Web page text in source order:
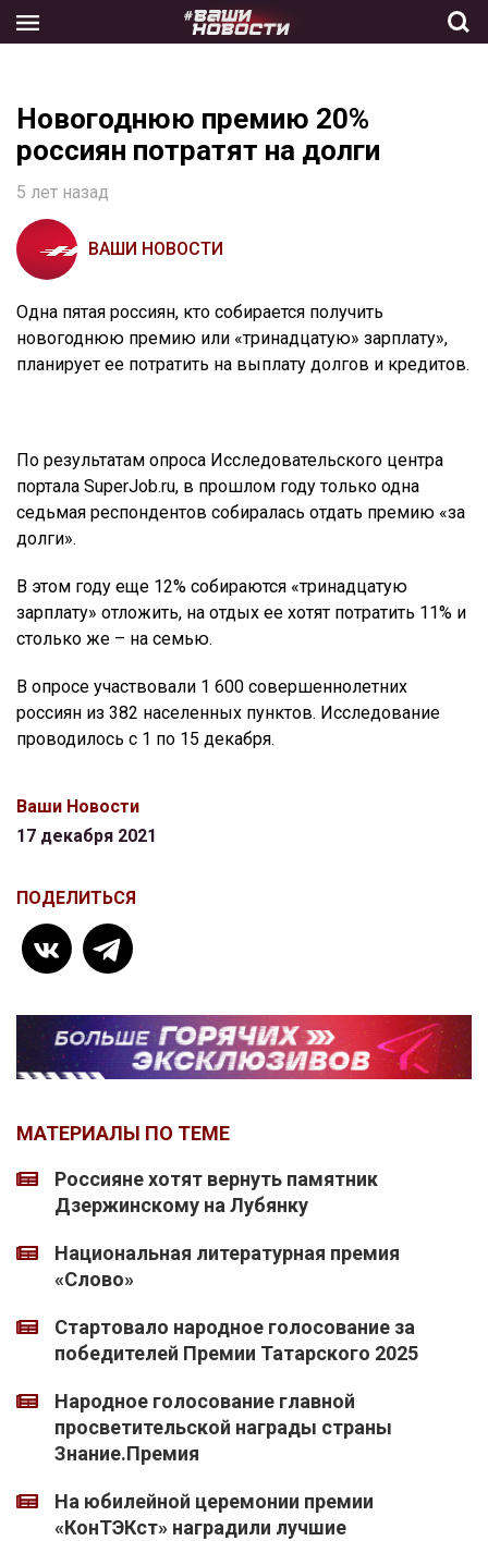
the
Новогоднюю премию 20%
россиян потратят на долги
5 лет назад
ВАШИ НОВОСТИ
Одна пятая россиян, кто собирается получить
новогоднюю премию или «тринадцатую» зарплату»,
планирует ее потратить на выплату долгов и кредитов.
По результатам опроса Исследовательского центра
портала SuperJob.ru, в прошлом году только одна
седьмая респондентов собиралась отдать премию «за
долги».
В этом году еще 12% собираются «тринадцатую
зарплату» отложить, на отдых ее хотят потратить 11% и
столько же – на семью.
В опросе участвовали 1 600 совершеннолетних
россиян из 382 населенных пунктов. Исследование
проводилось с 1 по 15 декабря.
Ваши Новости
17 декабря 2021
ПОДЕЛИТЬСЯ
МАТЕРИАЛЫ ПО ТЕМЕ
Россияне хотят вернуть памятник
Дзержинскому на Лубянку
Национальная литературная премия
«Слово»
Стартовало народное голосование за
победителей Премии Татарского 2025
Народное голосование главной
просветительской награды страны
Знание.Премия
На юбилейной церемонии премии
«КонТЭКст» наградили лучшие